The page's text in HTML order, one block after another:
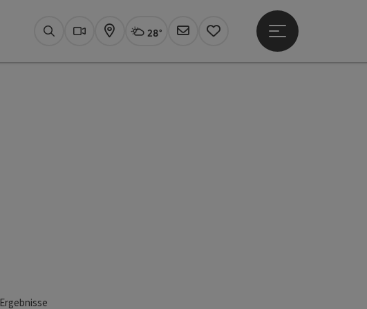
SuchenWebcams
KarteAktuelles Wetter Linz, wolkig
28°
Newsletter
Merkzettel
Hauptmenü öffnen
Ergebnisse